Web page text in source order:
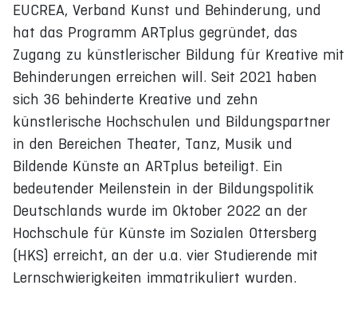
EUCREA, Verband Kunst und Behinderung, und
hat das Programm ARTplus gegründet, das
Zugang zu künstlerischer Bildung für Kreative mit
Behinderungen erreichen will. Seit 2021 haben
sich 36 behinderte Kreative und zehn
künstlerische Hochschulen und Bildungspartner
in den Bereichen Theater, Tanz, Musik und
Bildende Künste an ARTplus beteiligt. Ein
bedeutender Meilenstein in der Bildungspolitik
Deutschlands wurde im Oktober 2022 an der
Hochschule für Künste im Sozialen Ottersberg
(HKS) erreicht, an der u.a. vier Studierende mit
Lernschwierigkeiten immatrikuliert wurden.